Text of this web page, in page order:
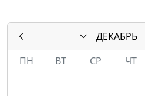
ДЕКАБРЬ
ПН
ВТ СР ЧТ